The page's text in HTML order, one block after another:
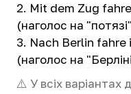
Mit dem Zug
(наголос на
Nach Berlin fahre
(наголос на
⚠️ У всіх варіантах